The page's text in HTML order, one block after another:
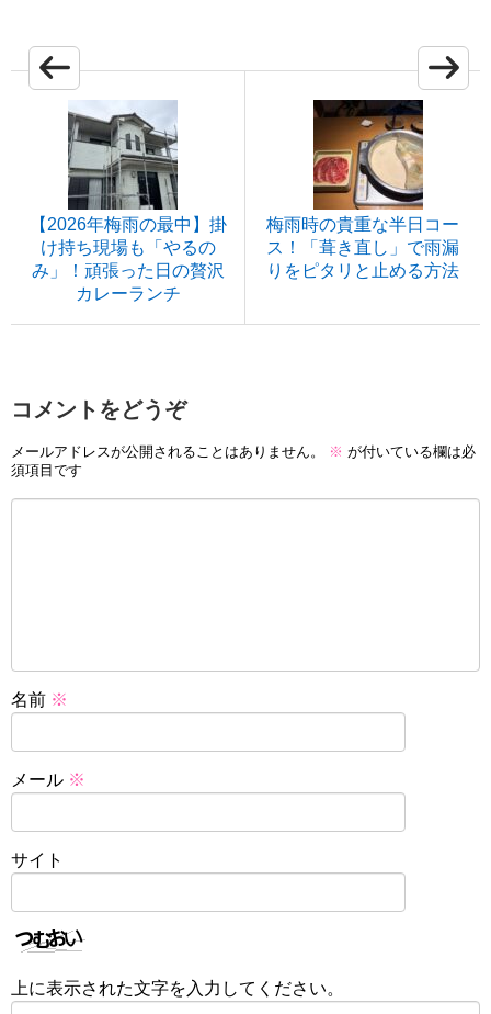
【2026年梅雨の最中】掛
け持ち現場も「やるの
み」！頑張った日の贅沢
カレーランチ
梅雨時の貴重な半日コー
ス！「葺き直し」で雨漏
りをピタリと止める方法
コメントをどうぞ
メールアドレスが公開されることはありません。 ※ が付いている欄は必
須項目です
名前 ※
メール ※
サイト
上に表示された文字を入力してください。